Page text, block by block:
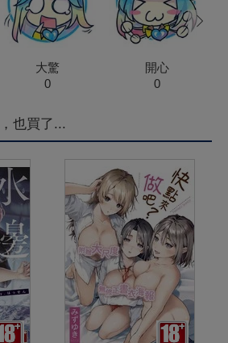
大驚
0
開心
0
next
也買了...